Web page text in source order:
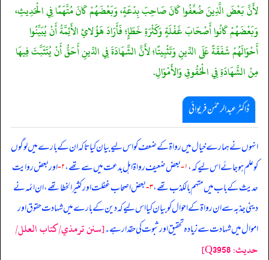
لأَنَّ بَعْضَ الَّذِينَ ضُعِّفُوا كَانَ صَاحِبَ بِدْعَةٍ، وَبَعْضَهُمْ كَانَ مُتَّهَمًا فِي الْحَدِيثِ،
وَبَعْضَهُمْ كَانُوا أَصْحَابَ غَفْلَةٍ وَكَثْرَةِ خَطَإٍ؛ فَأَرَادَ هَؤُلائِ الأَئِمَّةُ أَنْ يُبَيِّنُوا
أَحْوَالَهُمْ شَفَقَةً عَلَى الدِّينِ وَتَثْبِيتًا؛ لأَنَّ الشَّهَادَةَ فِي الدِّينِ أَحَقُّ أَنْ يُتَثَبَّتَ فِيهَا
مِنْ الشَّهَادَةِ فِي الْحُقُوقِ وَالأَمْوَالِ.
ڈاکٹر عبدالرحمٰن فریوائی
‏‏‏‏ انہوں نے ہمارے خیال میں رواۃ کے ضعف کو اس لیے بیان کیا تاکہ ان کے بارے میں لوگوں
کو علم ہو جائے اس لیے کہ،۱- بعض ضعیف رواۃ اہل بدعت میں سے تھے،۲- اور بعض روایت
حدیث کے باب میں متہم بالکذب تھے،۳- بعض اصحاب غفلت اور کثیر الخطا تھے، ان ائمہ نے
دینی جذبہ سے ان رواۃ کے احوال کو بیان کیا اس لیے کہ دین کے بارے میں شہادت حقوق اور
اموال میں شہادت سے زیادہ تحقیق اور ثبوت کی حقدار ہے۔[سنن ترمذي/کتاب العلل/
حدیث: Q3958]